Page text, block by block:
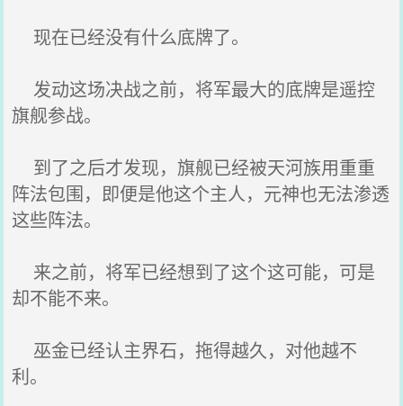
现在已经没有什么底牌了。
发动这场决战之前，将军最大的底牌是遥控
旗舰参战。
到了之后才发现，旗舰已经被天河族用重重
阵法包围，即便是他这个主人，元神也无法渗透
这些阵法。
来之前，将军已经想到了这个这可能，可是
却不能不来。
巫金已经认主界石，拖得越久，对他越不
利。